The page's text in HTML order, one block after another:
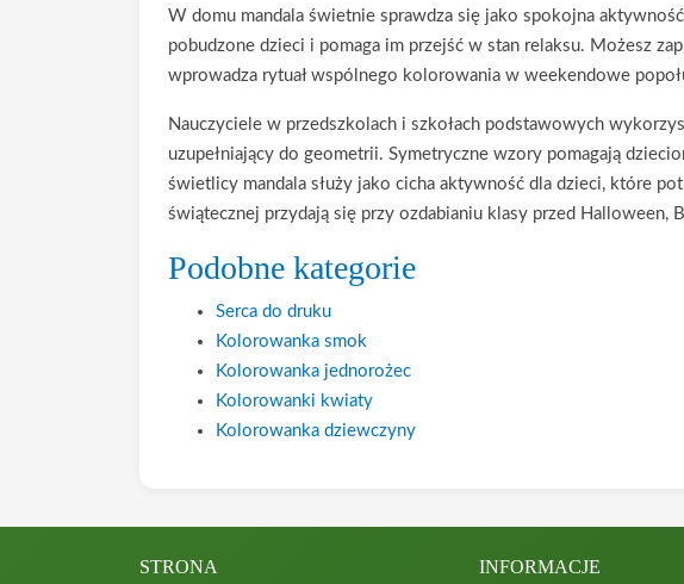
W domu mandala świetnie sprawdza się jako spokojna
pobudzone dzieci i pomaga im przejść w stan relaksu. Możesz
wprowadza rytuał wspólnego kolorowania w weekendowe
Nauczyciele w przedszkolach i szkołach podstawowych
uzupełniający do geometrii. Symetryczne wzory pomagają
świetlicy mandala służy jako cicha aktywność dla dzieci, które
świątecznej przydają się przy ozdabianiu klasy przed Halloween,
Podobne kategorie
Serca do druku
Kolorowanka smok
Kolorowanka jednorożec
Kolorowanki kwiaty
Kolorowanka dziewczyny
STRONA INFORMACJE